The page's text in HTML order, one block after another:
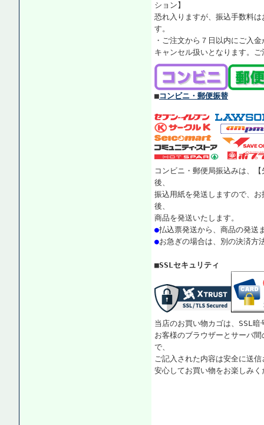
ション】
恐れ入りますが、振込手数料
す。
・ご注文から７日以内にご入
キャンセル扱いとなります。
■コンビニ・郵便振替
コンビニ・郵便局振込みは、
後、
振込用紙を発送しますので、
後、
商品を発送いたします。
●払込票発送から、商品の発送
●お急ぎの場合は、別の決済方
■SSLセキュリティ
当店のお買い物カゴは、SSL暗
お客様のブラウザーとサーバ
で、
ご記入された内容は安全に送信
安心してお買い物をお楽しみく